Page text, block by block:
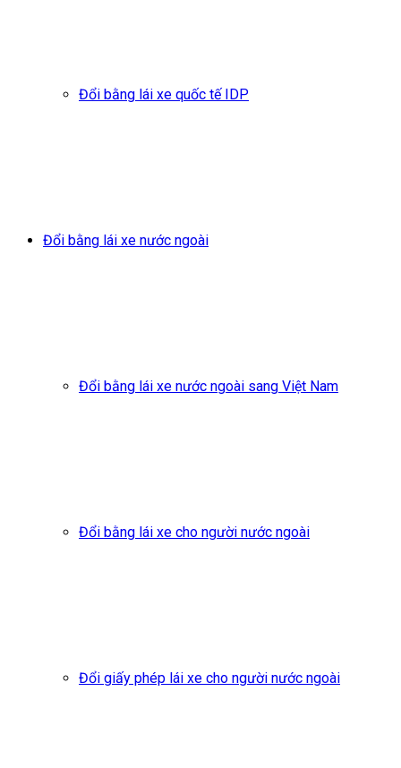
Đổi bằng lái xe quốc tế IDP
Đổi bằng lái xe nước ngoài
Đổi bằng lái xe nước ngoài sang Việt Nam
Đổi bằng lái xe cho người nước ngoài
Đổi giấy phép lái xe cho người nước ngoài